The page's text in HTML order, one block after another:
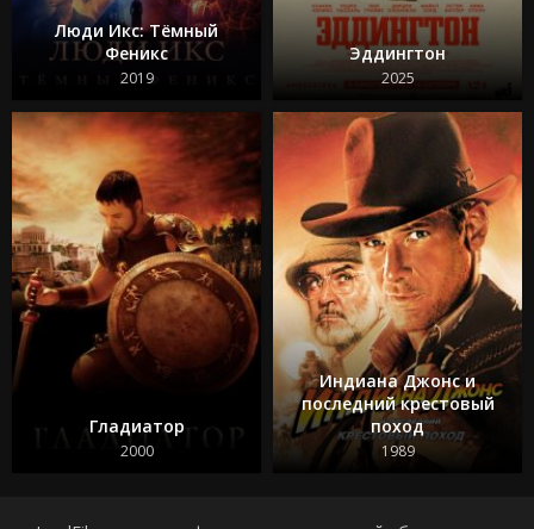
Люди Икс: Тёмный
Феникс
2019
Эддингтон
2025
Гладиатор
2000
Индиана Джонс и
последний крестовый
поход
1989